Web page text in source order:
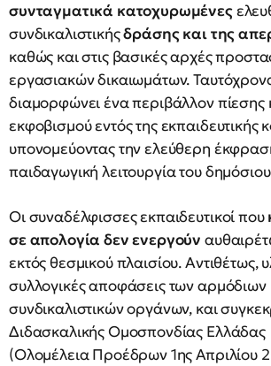
συνταγματικά κατοχυρωμένες
συνδικαλιστικήςδράσης και της
καθώς και στις βασικές αρχές
εργασιακών δικαιωμάτων.
διαμορφώνει ένα περιβάλλον πίεσης
εκφοβισμού εντός της εκπαιδευτικής
υπονομεύοντας την ελεύθερη
παιδαγωγική λειτουργία του
Οι συναδέλφισσες εκπαιδευτικοί που
σε απολογία δεν ενεργούν
εκτός θεσμικού πλαισίου. Αντιθέτως,
συλλογικές αποφάσεις των αρμόδιων
συνδικαλιστικών οργάνων, και
Διδασκαλικής Ομοσπονδίας Ελλάδας
(Ολομέλεια Προέδρων 1ης Απριλίου